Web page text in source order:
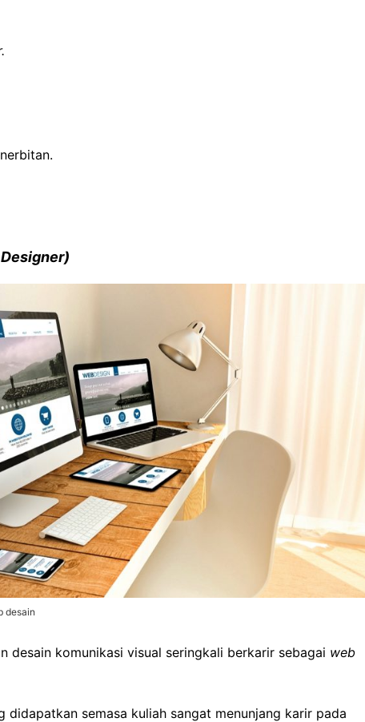
desain
desain komunikasi visual seringkali berkarir sebagai web
didapatkan semasa kuliah sangat menunjang karir pada